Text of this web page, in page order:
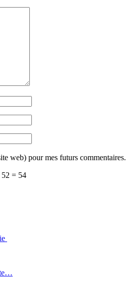
web) pour mes futurs commentaires.
= 54